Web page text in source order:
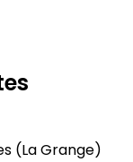
(La Grange)